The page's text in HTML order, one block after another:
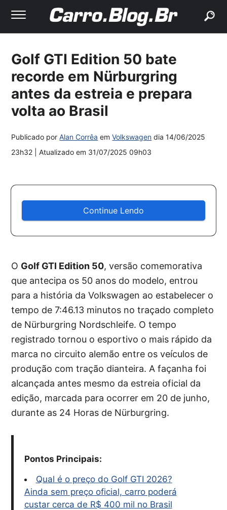
Golf GTI Edition 50 bate
recorde em Nürburgring
antes da estreia e prepara
volta ao Brasil
Publicado porAlan Corrêa emVolkswagen dia14/06/2025
23h32
| Atualizado em 31/07/2025 09h03
Continue Lendo
O Golf GTI Edition 50, versão comemorativa
que antecipa os 50 anos do modelo, entrou
para a história da Volkswagen ao estabelecer o
tempo de 7:46.13 minutos no traçado completo
de Nürburgring Nordschleife. O tempo
registrado tornou o esportivo o mais rápido da
marca no circuito alemão entre os veículos de
produção com tração dianteira. A façanha foi
alcançada antes mesmo da estreia oficial da
edição, marcada para ocorrer em 20 de junho,
durante as 24 Horas de Nürburgring.
Pontos Principais:
Qual é o preço do Golf GTI 2026?
Ainda sem preço oficial, carro poderá
custar cerca de R$ 400 mil no Brasil